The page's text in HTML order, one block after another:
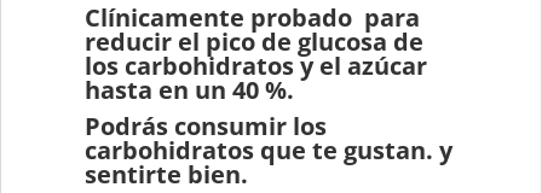
Clínicamente probado para
reducir el pico de glucosa de
los carbohidratos y el azúcar
hasta en un 40 %.
Podrás consumir los
carbohidratos que te gustan. y
sentirte bien.